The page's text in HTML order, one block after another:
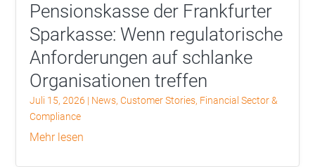
Pensionskasse der Frankfurter
Sparkasse: Wenn regulatorische
Anforderungen auf schlanke
Organisationen treffen
Juli 15, 2026 | News, Customer Stories, Financial Sector &
Compliance
mehr lesen